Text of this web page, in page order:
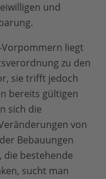
und
Vorpommern liegt
zu den
sie trifft jedoch
bereits gültigen
sich die
von
Bebauungen
die bestehende
sucht man